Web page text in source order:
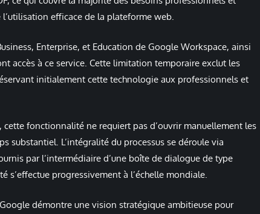
efficace de la plateforme web.
Enterprise, et Education de Google Workspace, ainsi
accès à ce service. Cette limitation temporaire exclut les
initialement cette technologie aux professionnels et
fonctionnalité ne requiert pas d’ouvrir manuellement les
substantiel. L’intégralité du processus se déroule via
par l’intermédiaire d’une boîte de dialogue de type
s’effectue progressivement à l’échelle mondiale.
démontre une vision stratégique ambitieuse pour